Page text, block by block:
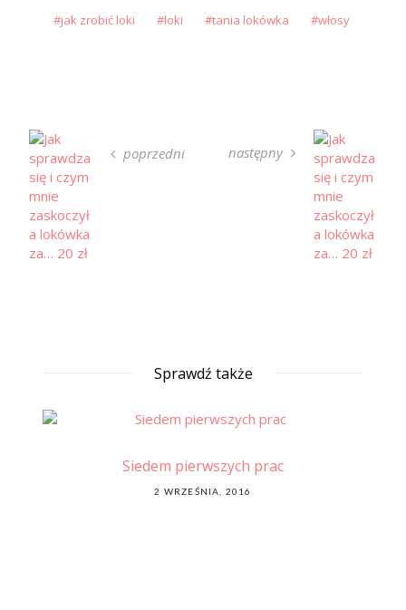
jak zrobić loki loki tania lokówka włosy
poprzedni następny
Sprawdź także
Siedem pierwszych prac
POSTED
2 WRZEŚNIA, 2016